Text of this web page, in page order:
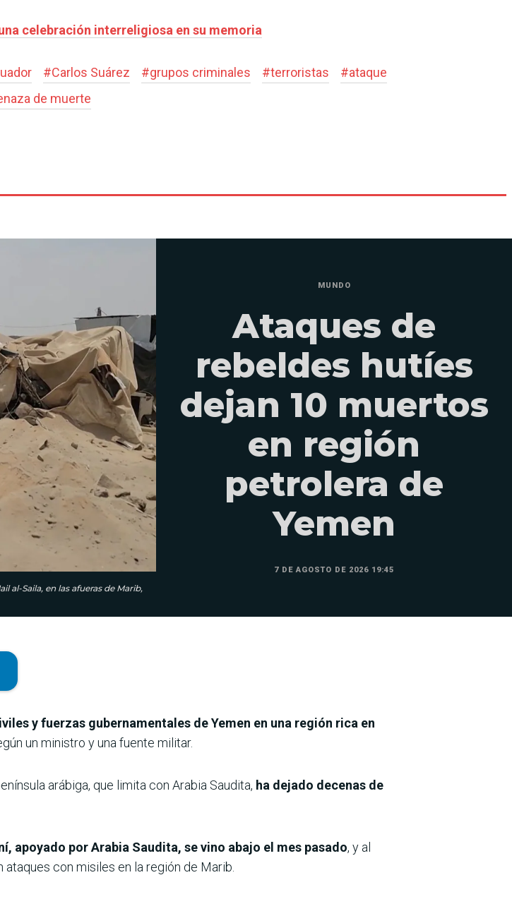
celebración interreligiosa en su memoria
#Carlos Suárez #grupos criminales #terroristas #ataque
de muerte
al-Saila, en las afueras de Marib,
MUNDO
Ataques de
rebeldes hutíes
dejan 10 muertos
en región
petrolera de
Yemen
7 DE AGOSTO DE 2026 19:45
y fuerzas gubernamentales de Yemen en una región rica en
un ministro y una fuente militar.
arábiga, que limita con Arabia Saudita, ha dejado decenas de
apoyado por Arabia Saudita, se vino abajo el mes pasado, y al
con misiles en la región de Marib.